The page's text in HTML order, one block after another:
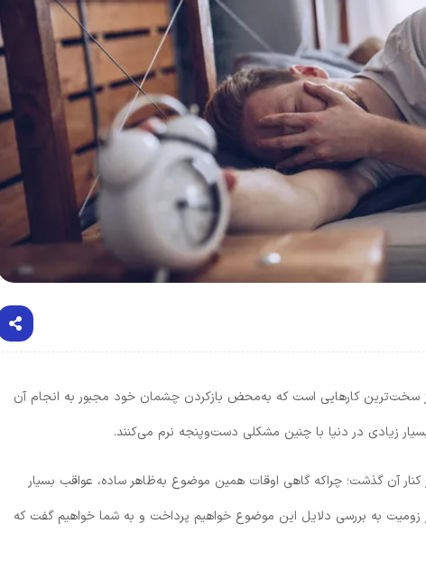
سخت‌ترین کارهایی است که به‌محض باز‌کردن چشمان خود مجبور به انجام آن
زیادی در دنیا با چنین مشکلی دست‌وپنجه نرم می‌کنند.
آن گذشت؛ چراکه گاهی اوقات همین موضوع به‌‌ظاهر ساده، عواقب بسیار
زومیت به بررسی دلایل این موضوع خواهیم پرداخت و به شما خواهیم گفت که